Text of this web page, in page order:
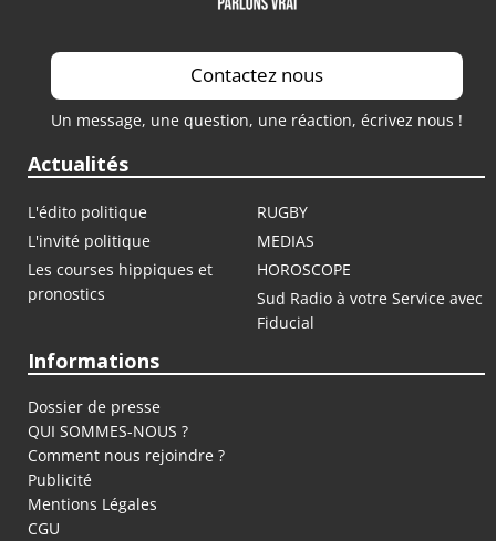
Contactez nous
Un message, une question, une réaction, écrivez nous !
Actualités
L'édito politique
RUGBY
L'invité politique
MEDIAS
Les courses hippiques et
pronostics
HOROSCOPE
Sud Radio à votre Service avec
Fiducial
Informations
Dossier de presse
QUI SOMMES-NOUS ?
Comment nous rejoindre ?
Publicité
Mentions Légales
CGU